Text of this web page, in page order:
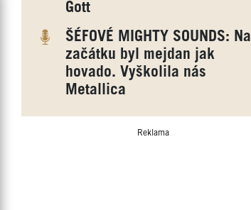
Gott
ŠÉFOVÉ MIGHTY SOUNDS: Na
začátku byl mejdan jak
hovado. Vyškolila nás
Metallica
Reklama